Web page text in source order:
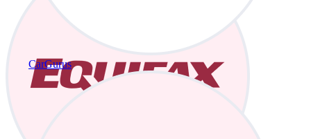
CarGurus